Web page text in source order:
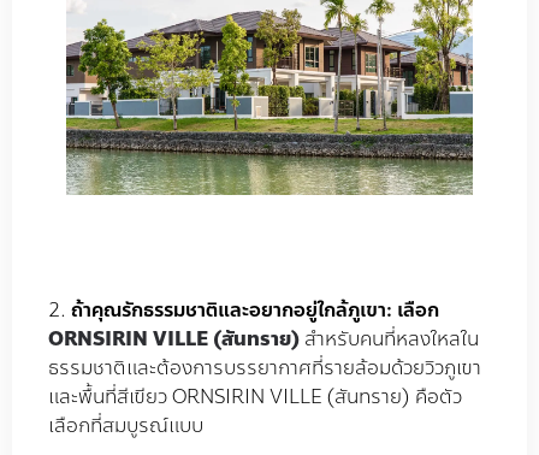
ถ้าคุณรักธรรมชาติและอยากอยู่ใกล้ภูเขา: เลือก
ORNSIRIN VILLE (สันทราย) สำหรับคนที่หลงใหลใน
ธรรมชาติและต้องการบรรยากาศที่รายล้อมด้วยวิวภูเขา
และพื้นที่สีเขียว ORNSIRIN VILLE (สันทราย) คือตัว
เลือกที่สมบูรณ์แบบ